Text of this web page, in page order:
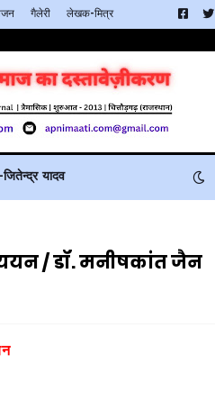
गैलेरी लेखक-मित्र
यादव
/ डॉ. मनीषकांत जैन